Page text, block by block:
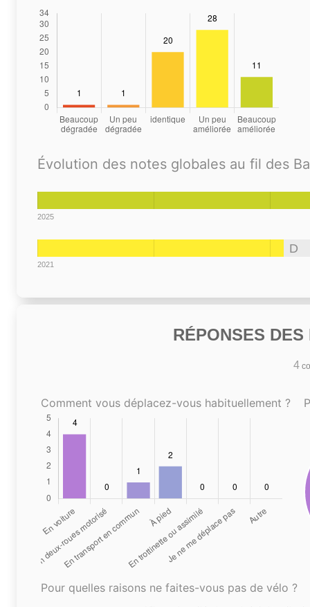
Évolution des notes globales au fil des
2025
D
2021
RÉPONSES
4
Comment vous déplacez-vous habituellement ?
Pour quelles raisons ne faites-vous pas de vélo ?